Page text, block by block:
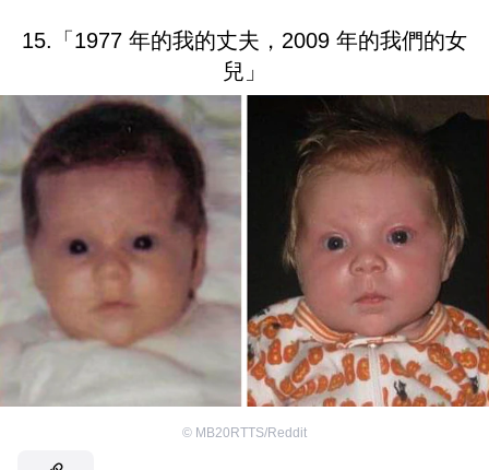
15.「1977 年的我的丈夫，2009 年的我們的女
兒」
© MB20RTTS/Reddit